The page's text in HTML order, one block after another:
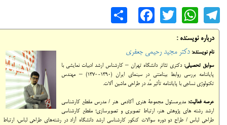
Telegram
WhatsApp
Twitter
Facebook
درباره نویسنده :
نام نویسنده: دکتر مجید رحیمی جعفری
سوابق تحصیلی: دکتری تئاتر دانشگاه تهران – کارشناس ارشد ادبیات نمایشی با
پایان‎نامه بررسی روابط بینامتنی در سینمای ایران (1390-1370) – مهندس
تکنولوژی نساجی با پایان‎نامه تأثیر مُد در طراحی ماشین آلات.
عرصه فعالیت:مدیرمسئول مجموعة هنری آکادمی هنر / مدرس مقطع کارشناسی
ارشد رشته های پژوهش هنر، ارتباط تصویری و تصویرسازی؛ مقطع کارشناسی
طراحی لباس / طراح دو دوره سوالات کنکور کارشناسی ارشد دانشگاه آزاد در رشته‌های طراحی لباس، ارتباط